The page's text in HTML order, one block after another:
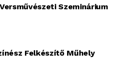
Szeminárium
Felkészítő Műhely